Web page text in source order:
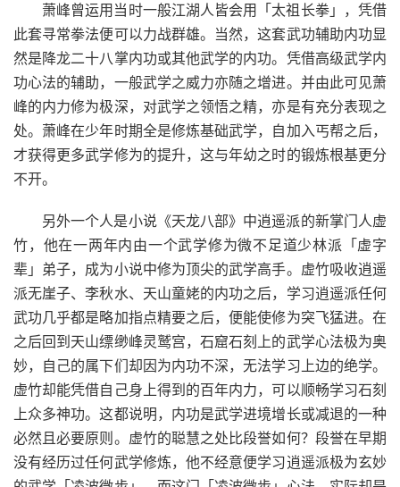
萧峰曾运用当时一般江湖人皆会用「太祖长拳」，凭借
此套寻常拳法便可以力战群雄。当然，这套武功辅助内功显
然是降龙二十八掌内功或其他武学的内功。凭借高级武学内
功心法的辅助，一般武学之威力亦随之增进。并由此可见萧
峰的内力修为极深，对武学之领悟之精，亦是有充分表现之
处。萧峰在少年时期全是修炼基础武学，自加入丐帮之后，
才获得更多武学修为的提升，这与年幼之时的锻炼根基更分
不开。
另外一个人是小说《天龙八部》中逍遥派的新掌门人虚
竹，他在一两年内由一个武学修为微不足道少林派「虚字
辈」弟子，成为小说中修为顶尖的武学高手。虚竹吸收逍遥
派无崖子、李秋水、天山童姥的内功之后，学习逍遥派任何
武功几乎都是略加指点精要之后，便能使修为突飞猛进。在
之后回到天山缥缈峰灵鹫宫，石窟石刻上的武学心法极为奥
妙，自己的属下们却因为内功不深，无法学习上边的绝学。
虚竹却能凭借自己身上得到的百年内力，可以顺畅学习石刻
上众多神功。这都说明，内功是武学进境增长或减退的一种
必然且必要原则。虚竹的聪慧之处比段誉如何？段誉在早期
没有经历过任何武学修炼，他不经意便学习逍遥派极为玄妙